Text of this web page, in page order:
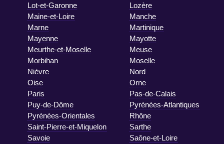
Lot-et-Garonne
Lozère
Maine-et-Loire
Manche
Marne
Martinique
Mayenne
Mayotte
Meurthe-et-Moselle
Meuse
Morbihan
Moselle
Nièvre
Nord
Oise
Orne
Paris
Pas-de-Calais
Puy-de-Dôme
Pyrénées-Atlantiques
Pyrénées-Orientales
Rhône
Saint-Pierre-et-Miquelon
Sarthe
Savoie
Saône-et-Loire